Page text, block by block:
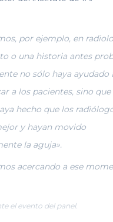
por ejemplo, en
o una historia antes
no sólo haya ayudado
a los pacientes, sino que
hecho que los
y hayan movido
la aguja».
acercando a ese
el evento del panel.